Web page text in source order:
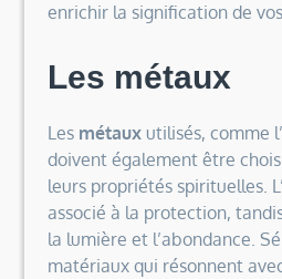
enrichir la signification de
Les métaux
Les métauxutilisés, comme
doivent également être
leurs propriétés spirituelles.
associé à la protection,
la lumière et l’abondance.
matériaux qui résonnent